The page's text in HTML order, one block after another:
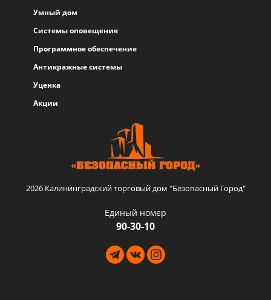
Умный дом
Системы оповещения
Программное обеспечение
Антикражные системы
Уценка
Акции
2026 Калининградский торговый дом "Безопасный Город"
Единый номер
90-30-10